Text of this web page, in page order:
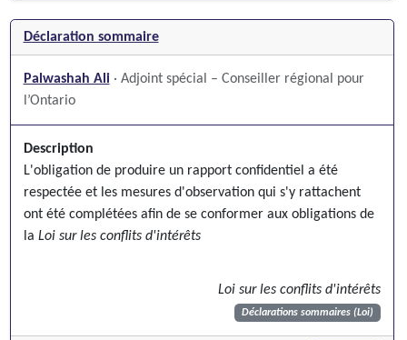
Déclaration sommaire
Palwashah Ali · Adjoint spécial – Conseiller régional pour
l’Ontario
Description
L'obligation de produire un rapport confidentiel a été
respectée et les mesures d'observation qui s'y rattachent
ont été complétées afin de se conformer aux obligations de
la Loi sur les conflits d'intérêts
Loi sur les conflits d'intérêts
Déclarations sommaires (Loi)